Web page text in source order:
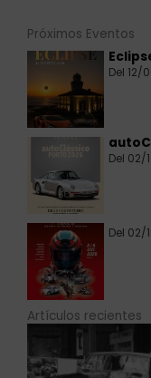
Próximos Eventos
Del 12/
Del 02/
Del 02/
Artículos recientes